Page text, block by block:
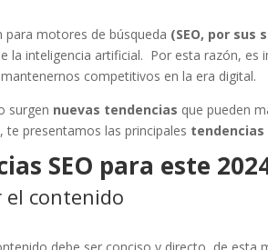
para motores de búsqueda (SEO, por sus
la inteligencia artificial. Por esta razón,
competitivos en la era digital.
surgen nuevas tendencias que pueden
te presentamos las principales tendencias
SEO para este
el contenido